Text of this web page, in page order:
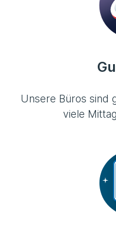
Unsere Büros sind
viele